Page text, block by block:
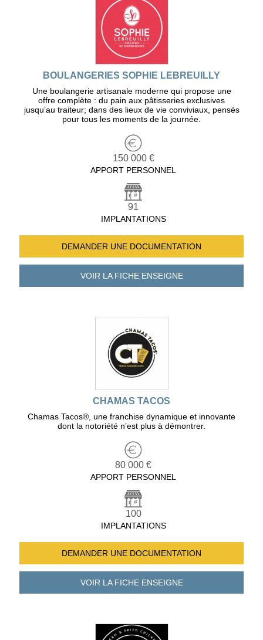
BOULANGERIES SOPHIE LEBREUILLY
Une boulangerie artisanale moderne qui propose une
offre complète : du pain aux pâtisseries exclusives
jusqu’au traiteur; dans des lieux de vie conviviaux, pensés
pour tous les moments de la journée.
150 000 €
APPORT PERSONNEL
91
IMPLANTATIONS
DEMANDER UNE DOCUMENTATION
VOIR LA FICHEENSEIGNE
CHAMAS TACOS
Chamas Tacos®️, une franchise dynamique et innovante
dont la notoriété n’est plus à démontrer.
80 000 €
APPORT PERSONNEL
100
IMPLANTATIONS
DEMANDER UNE DOCUMENTATION
VOIR LA FICHEENSEIGNE